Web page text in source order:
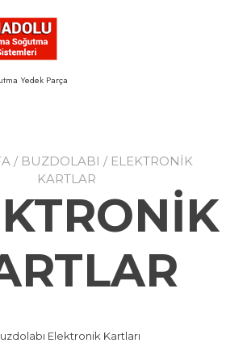
Yedek Parça
/ BUZDOLABI / ELEKTRONİK
KARTLAR
Elektronik Kartları